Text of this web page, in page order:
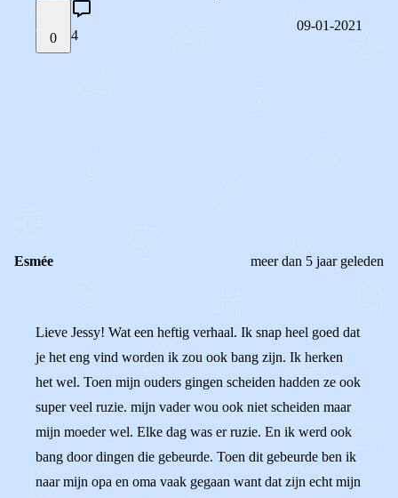
0 4
09-01-2021
Esmée meer dan 5 jaar geleden
Lieve Jessy! Wat een heftig verhaal. Ik snap heel goed dat
je het eng vind worden ik zou ook bang zijn. Ik herken
het wel. Toen mijn ouders gingen scheiden hadden ze ook
super veel ruzie. mijn vader wou ook niet scheiden maar
mijn moeder wel. Elke dag was er ruzie. En ik werd ook
bang door dingen die gebeurde. Toen dit gebeurde ben ik
naar mijn opa en oma vaak gegaan want dat zijn echt mijn